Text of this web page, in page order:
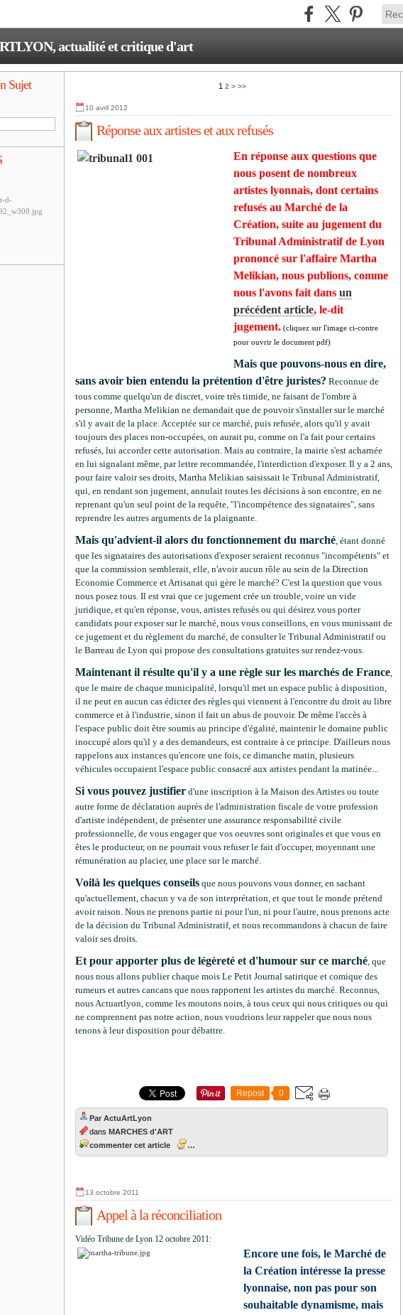
actualité et critique d'art
Sujet
1 2 > >>
10 avril 2012
Réponse aux artistes et aux refusés
En réponse aux questions que
nous posent de nombreux
artistes lyonnais, dont certains
refusés au Marché de la
Création, suite au jugement du
Tribunal Administratif de Lyon
prononcé sur l'affaire Martha
Melikian, nous publions, comme
nous l'avons fait dans un
précédent article, le-dit
jugement. (cliquez sur l'image ci-contre
pour ouvrir le document pdf)
Mais que pouvons-nous en dire,
sans avoir bien entendu la prétention d'être juristes? Reconnue de
tous comme quelqu'un de discret, voire très timide, ne faisant de l'ombre à
personne, Martha Melikian ne demandait que de pouvoir s'installer sur le marché
s'il y avait de la place. Acceptée sur ce marché, puis refusée, alors qu'il y avait
toujours des places non-occupées, on aurait pu, comme on l'a fait pour certains
refusés, lui accorder cette autorisation. Mais au contraire, la mairie s'est acharnée
en lui signalant même, par lettre recommandée, l'interdiction d'exposer. Il y a 2 ans,
pour faire valoir ses droits, Martha Melikian saisissait le Tribunal Administratif,
qui, en rendant son jugement, annulait toutes les décisions à son encontre, en ne
reprenant qu'un seul point de la requête, "l'incompétence des signataires", sans
reprendre les autres arguments de la plaignante.
Mais qu'advient-il alors du fonctionnement du marché, étant donné
que les signataires des autorisations d'exposer seraient reconnus "incompétents" et
que la commission semblerait, elle, n'avoir aucun rôle au sein de la Direction
Economie Commerce et Artisanat qui gère le marché? C'est la question que vous
nous posez tous. Il est vrai que ce jugement crée un trouble, voire un vide
juridique, et qu'en réponse, vous, artistes refusés ou qui désirez vous porter
candidats pour exposer sur le marché, nous vous conseillons, en vous munissant de
ce jugement et du règlement du marché, de consulter le Tribunal Administratif ou
le Barreau de Lyon qui propose des consultations gratuites sur rendez-vous.
Maintenant il résulte qu'il y a une règle sur les marchés de France,
que le maire de chaque municipalité, lorsqu'il met un espace public à disposition,
il ne peut en aucun cas édicter des règles qui viennent à l'encontre du droit au libre
commerce et à l'industrie, sinon il fait un abus de pouvoir. De même l'accès à
l'espace public doit être soumis au principe d'égalité, maintenir le domaine public
inoccupé alors qu'il y a des demandeurs, est contraire à ce principe. D'ailleurs nous
rappelons aux instances qu'encore une fois, ce dimanche matin, plusieurs
véhicules occupaient l'espace public consacré aux artistes pendant la matinée...
Si vous pouvez justifier d'une inscription à la Maison des Artistes ou toute
autre forme de déclaration auprès de l'administration fiscale de votre profession
d'artiste indépendent, de présenter une assurance responsabilité civile
professionnelle, de vous engager que vos oeuvres sont originales et que vous en
êtes le producteur, on ne pourrait vous refuser le fait d'occuper, moyennant une
rémunération au placier, une place sur le marché.
Voilà les quelques conseils que nous pouvons vous donner, en sachant
qu'actuellement, chacun y va de son interprétation, et que tout le monde prétend
avoir raison. Nous ne prenons partie ni pour l'un, ni pour l'autre, nous prenons acte
de la décision du Tribunal Administratif, et nous recommandons à chacun de faire
valoir ses droits.
Et pour apporter plus de légèreté et d'humour sur ce marché, que
nous nous allons publier chaque mois Le Petit Journal satirique et comique des
rumeurs et autres cancans que nous rapportent les artistes du marché. Reconnus,
nous Actuartlyon, comme les moutons noirs, à tous ceux qui nous critiques ou qui
ne comprennent pas notre action, nous voudrions leur rappeler que nous nous
tenons à leur disposition pour débattre.
Repost 0
Par ActuArtLyon
dans MARCHES d'ART
commenter cet article
…
13 octobre 2011
Appel à la réconciliation
Vidéo Tribune de Lyon 12 octobre 2011:
Encore une fois, le Marché de
la Création intéresse la presse
lyonnaise, non pas pour son
souhaitable dynamisme, mais